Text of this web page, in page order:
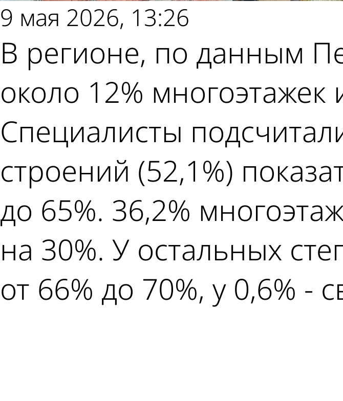
9 мая 2026, 13:26
В регионе, по данным
около 12%
Специалисты
строений (52,1%)
до 65%. 36,2%
на 30%. У остальных
от 66% до 70%, у 0,6% -